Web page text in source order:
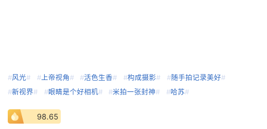
#风光# #上帝视角# #活色生香# #构成摄影# #随手拍记录美好#
#新视界# #眼睛是个好相机# #米拍一张封神# #哈苏#
98.65